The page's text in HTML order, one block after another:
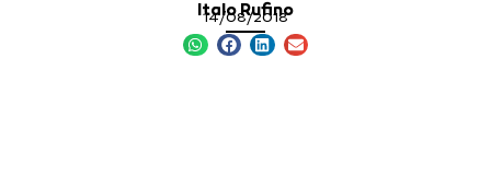
Italo Rufino
14/08/2018